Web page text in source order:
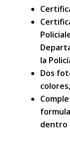
la
Dos
dentro